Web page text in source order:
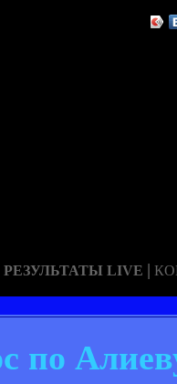
РЕЗУЛЬТАТЫ LIVE |
по